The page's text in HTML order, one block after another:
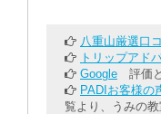
八重山厳選口
トリップアド
Google 評価
PADIお客様の
覧より、うみの